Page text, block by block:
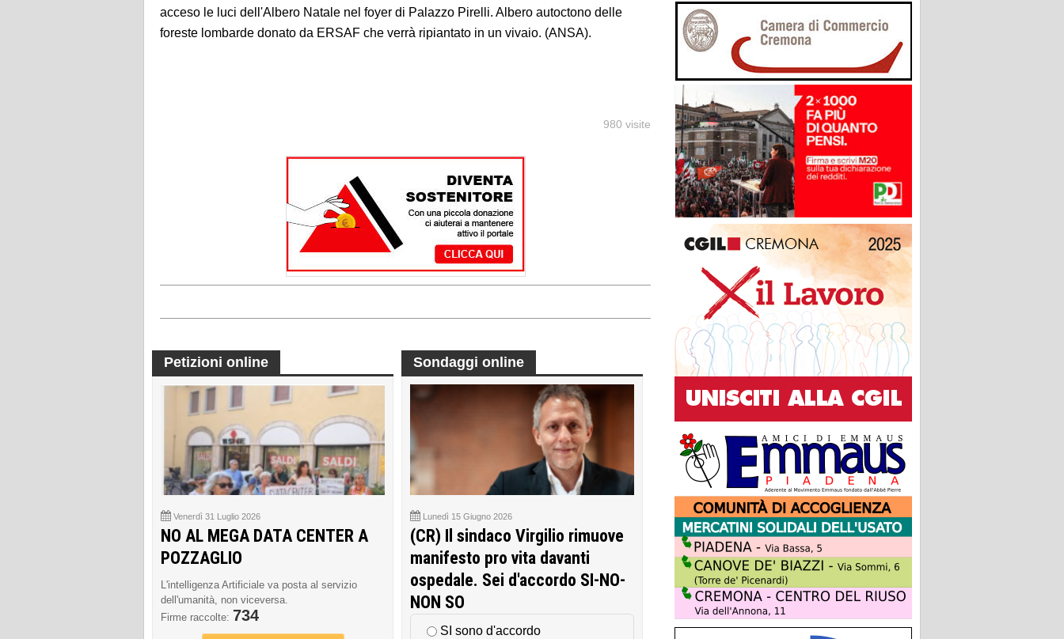
acceso le luci dell'Albero Natale nel foyer di Palazzo Pirelli. Albero autoctono delle
foreste lombarde donato da ERSAF che verrà ripiantato in un vivaio. (ANSA).
980 visite
Petizioni online
Venerdì 31 Luglio 2026
NO AL MEGA DATA CENTER A
POZZAGLIO
L'intelligenza Artificiale va posta al servizio
dell'umanità, non viceversa.
Firme raccolte: 734
Sondaggi online
Lunedì 15 Giugno 2026
(CR) Il sindaco Virgilio rimuove
manifesto pro vita davanti
ospedale. Sei d'accordo SI-NO-
NON SO
SI sono d'accordo